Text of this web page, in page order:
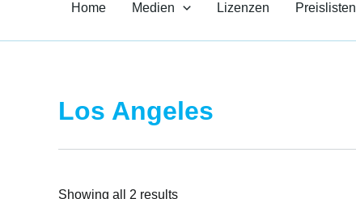
Home Medien Lizenzen Preislisten
Los Angeles
Showing all 2 results